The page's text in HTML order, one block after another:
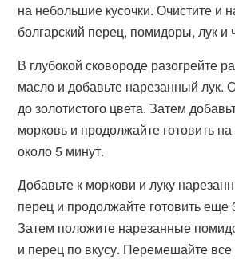
на небольшие кусочки. Очистите и
болгарский перец, помидоры, лук и
В глубокой сковороде разогрейте
масло и добавьте нарезанный лук.
до золотистого цвета. Затем
морковь и продолжайте готовить
около 5 минут.
Добавьте к моркови и луку
перец и продолжайте готовить еще
Затем положите нарезанные
и перец по вкусу. Перемешайте